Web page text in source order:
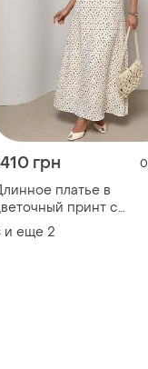
1410 грн
Длинное платье в
цветочный принт с